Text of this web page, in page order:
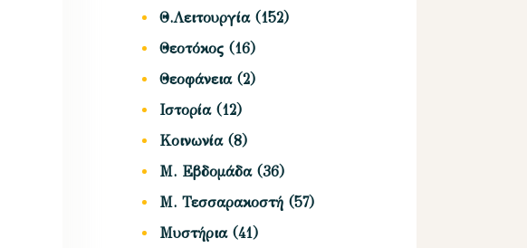
Θ.Λειτουργία(152)
Θεοτόκος (16)
Θεοφάνεια(2)
Ιστορία(12)
Κοινωνία(8)
Μ. Εβδομάδα(36)
Μ. Τεσσαρακοστή (57)
Μυστήρια(41)